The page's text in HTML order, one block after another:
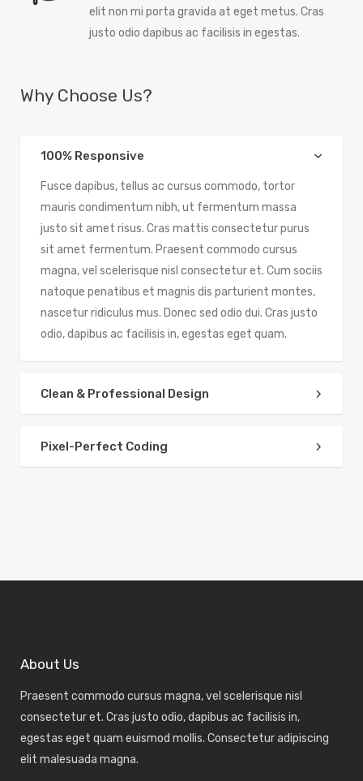
elit non mi porta gravida at eget metus. Cras
justo odio dapibus ac facilisis in egestas.
Why Choose Us?
100% Responsive
Fusce dapibus, tellus ac cursus commodo, tortor
mauris condimentum nibh, ut fermentum massa
justo sit amet risus. Cras mattis consectetur purus
sit amet fermentum. Praesent commodo cursus
magna, vel scelerisque nisl consectetur et. Cum sociis
natoque penatibus et magnis dis parturient montes,
nascetur ridiculus mus. Donec sed odio dui. Cras justo
odio, dapibus ac facilisis in, egestas eget quam.
Clean & Professional Design
Pixel-Perfect Coding
About Us
Praesent commodo cursus magna, vel scelerisque nisl
consectetur et. Cras justo odio, dapibus ac facilisis in,
egestas eget quam euismod mollis. Consectetur adipiscing
elit malesuada magna.